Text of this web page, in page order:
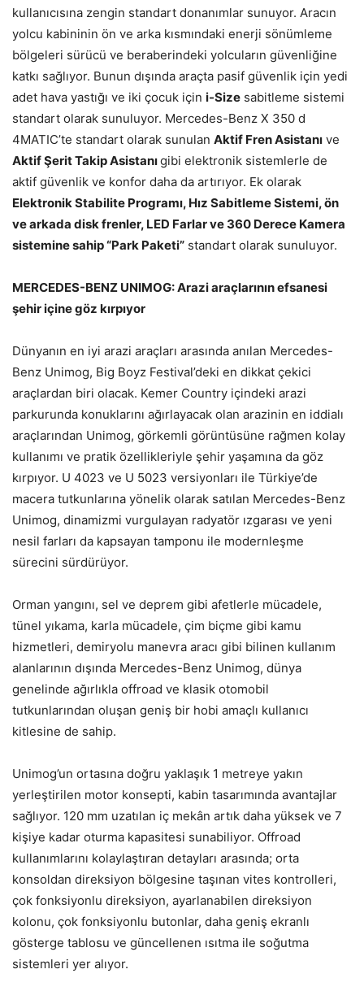
kullanıcısına zengin standart donanımlar sunuyor. Aracın
yolcu kabininin ön ve arka kısmındaki enerji sönümleme
bölgeleri sürücü ve beraberindeki yolcuların güvenliğine
katkı sağlıyor. Bunun dışında araçta pasif güvenlik için yedi
adet hava yastığı ve iki çocuk için i-Size sabitleme sistemi
standart olarak sunuluyor. Mercedes-Benz X 350 d
4MATIC’te standart olarak sunulan Aktif Fren Asistanı ve
Aktif Şerit Takip Asistanıgibi elektronik sistemlerle de
aktif güvenlik ve konfor daha da artırıyor. Ek olarak
Elektronik Stabilite Programı, Hız Sabitleme Sistemi, ön
ve arkada disk frenler, LED Farlar ve 360 Derece Kamera
sistemine sahip “Park Paketi” standart olarak sunuluyor.
MERCEDES-BENZ UNIMOG: Arazi araçlarının efsanesi
şehir içine göz kırpıyor
Dünyanın en iyi arazi araçları arasında anılan Mercedes-
Benz Unimog, Big Boyz Festival’deki en dikkat çekici
araçlardan biri olacak. Kemer Country içindeki arazi
parkurunda konuklarını ağırlayacak olan arazinin en iddialı
araçlarından Unimog, görkemli görüntüsüne rağmen kolay
kullanımı ve pratik özellikleriyle şehir yaşamına da göz
kırpıyor. U 4023 ve U 5023 versiyonları ile Türkiye’de
macera tutkunlarına yönelik olarak satılan Mercedes-Benz
Unimog, dinamizmi vurgulayan radyatör ızgarası ve yeni
nesil farları da kapsayan tamponu ile modernleşme
sürecini sürdürüyor.
Orman yangını, sel ve deprem gibi afetlerle mücadele,
tünel yıkama, karla mücadele, çim biçme gibi kamu
hizmetleri, demiryolu manevra aracı gibi bilinen kullanım
alanlarının dışında Mercedes-Benz Unimog, dünya
genelinde ağırlıkla offroad ve klasik otomobil
tutkunlarından oluşan geniş bir hobi amaçlı kullanıcı
kitlesine de sahip.
Unimog’un ortasına doğru yaklaşık 1 metreye yakın
yerleştirilen motor konsepti, kabin tasarımında avantajlar
sağlıyor. 120 mm uzatılan iç mekân artık daha yüksek ve 7
kişiye kadar oturma kapasitesi sunabiliyor. Offroad
kullanımlarını kolaylaştıran detayları arasında; orta
konsoldan direksiyon bölgesine taşınan vites kontrolleri,
çok fonksiyonlu direksiyon, ayarlanabilen direksiyon
kolonu, çok fonksiyonlu butonlar, daha geniş ekranlı
gösterge tablosu ve güncellenen ısıtma ile soğutma
sistemleri yer alıyor.